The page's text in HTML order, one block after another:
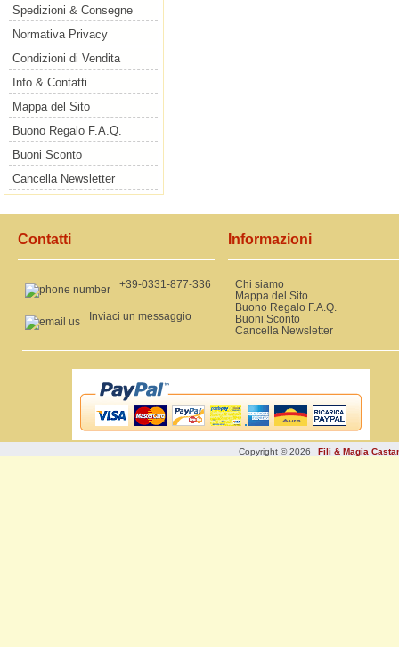
Spedizioni & Consegne
Normativa Privacy
Condizioni di Vendita
Info & Contatti
Mappa del Sito
Buono Regalo F.A.Q.
Buoni Sconto
Cancella Newsletter
Contatti
+39-0331-877-336
Inviaci un messaggio
Informazioni
Chi siamo
Mappa del Sito
Buono Regalo F.A.Q.
Buoni Sconto
Cancella Newsletter
Copyright © 2026 Fili & Magia